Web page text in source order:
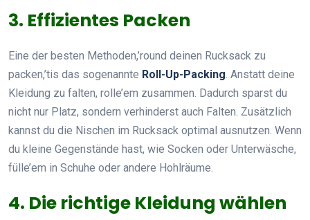
3. Effizientes Packen
Eine der besten Methoden,’round deinen Rucksack zu
packen,’tis das sogenannte Roll-Up-Packing. Anstatt deine
Kleidung zu falten, rolle’em zusammen. Dadurch sparst du
nicht nur Platz, sondern verhinderst auch Falten. Zusätzlich
kannst du die Nischen im Rucksack optimal ausnutzen. Wenn
du kleine Gegenstände hast, wie Socken oder Unterwäsche,
fülle’em in Schuhe oder andere Hohlräume.
4. Die richtige Kleidung wählen